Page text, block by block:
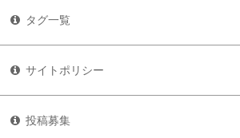
タグ一覧
サイトポリシー
投稿募集